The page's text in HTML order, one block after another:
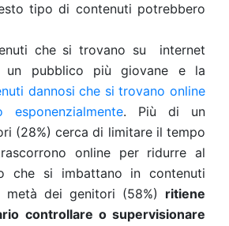
tipo di contenuti potrebbero
che si trovano su
internet
un pubblico più giovane e la
dannosi che si trovano online
esponenzialmente. Più di un
(28%) cerca di limitare il tempo
online per ridurre al
che si imbattano in contenuti
metà dei genitori (58%) ritiene
controllare o supervisionare